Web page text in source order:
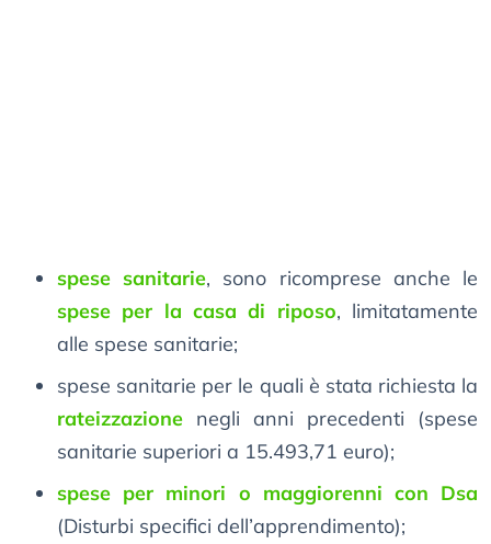
spese sanitarie, sono ricomprese anche le
spese per la casa di riposo, limitatamente
alle spese sanitarie;
spese sanitarie per le quali è stata richiesta la
rateizzazione negli anni precedenti (spese
sanitarie superiori a 15.493,71 euro);
spese per minori o maggiorenni con Dsa
(Disturbi specifici dell’apprendimento);